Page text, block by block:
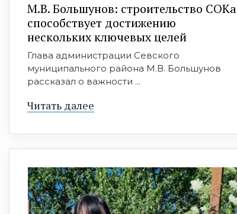
М.В. Большунов: строительство СОКа
способствует достижению
нескольких ключевых целей
Глава администрации Севского
муниципального района М.В. Большунов
рассказал о важности ...
Читать далее